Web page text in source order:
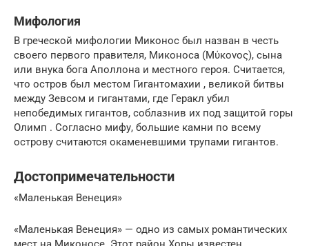
Мифология
В греческой мифологии Миконос был назван в честь
своего первого правителя, Миконоса (Μύκονος), сына
или внука бога Аполлона и местного героя. Считается,
что остров был местом Гигантомахии , великой битвы
между Зевсом и гигантами, где Геракл убил
непобедимых гигантов, соблазнив их под защитой горы
Олимп . Согласно мифу, большие камни по всему
острову считаются окаменевшими трупами гигантов.
Достопримечательности
«Маленькая Венеция»
«Маленькая Венеция» — одно из самых романтических